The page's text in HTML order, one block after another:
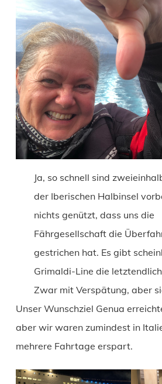
Ja, so schnell sind
der Iberischen Halbinsel
nichts genützt, dass uns die
Fährgesellschaft die
gestrichen hat. Es gibt
Grimaldi-Line die
Zwar mit Verspätung, aber
Unser Wunschziel Genua
aber wir waren zumindest in
mehrere Fahrtage erspart.